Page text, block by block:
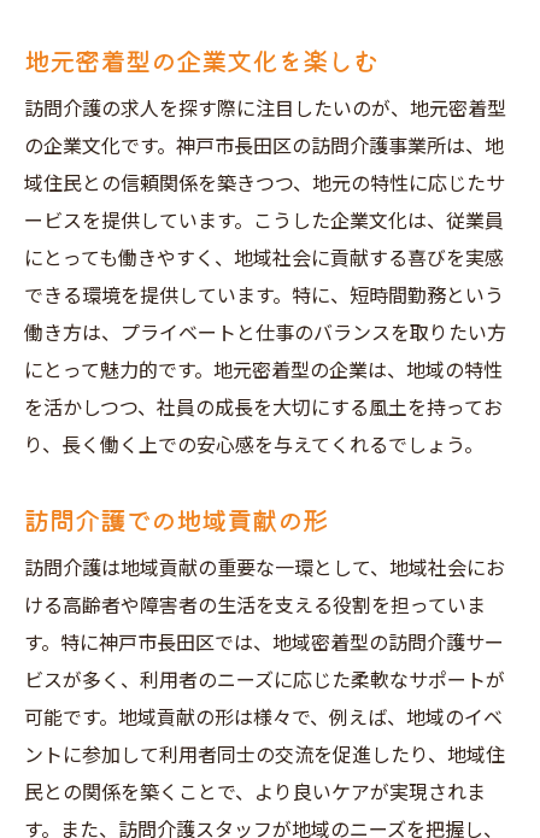
地元密着型の企業文化を楽しむ
訪問介護の求人を探す際に注目したいのが、地元密着型
の企業文化です。神戸市長田区の訪問介護事業所は、地
域住民との信頼関係を築きつつ、地元の特性に応じたサ
ービスを提供しています。こうした企業文化は、従業員
にとっても働きやすく、地域社会に貢献する喜びを実感
できる環境を提供しています。特に、短時間勤務という
働き方は、プライベートと仕事のバランスを取りたい方
にとって魅力的です。地元密着型の企業は、地域の特性
を活かしつつ、社員の成長を大切にする風土を持ってお
り、長く働く上での安心感を与えてくれるでしょう。
訪問介護での地域貢献の形
訪問介護は地域貢献の重要な一環として、地域社会にお
ける高齢者や障害者の生活を支える役割を担っていま
す。特に神戸市長田区では、地域密着型の訪問介護サー
ビスが多く、利用者のニーズに応じた柔軟なサポートが
可能です。地域貢献の形は様々で、例えば、地域のイベ
ントに参加して利用者同士の交流を促進したり、地域住
民との関係を築くことで、より良いケアが実現されま
す。また、訪問介護スタッフが地域のニーズを把握し、